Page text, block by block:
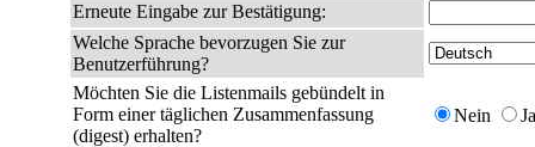
Erneute Eingabe zur Bestätigung:
Welche Sprache bevorzugen Sie zur
Benutzerführung?
Möchten Sie die Listenmails gebündelt in
Form einer täglichen Zusammenfassung
(digest) erhalten?
Nein Ja